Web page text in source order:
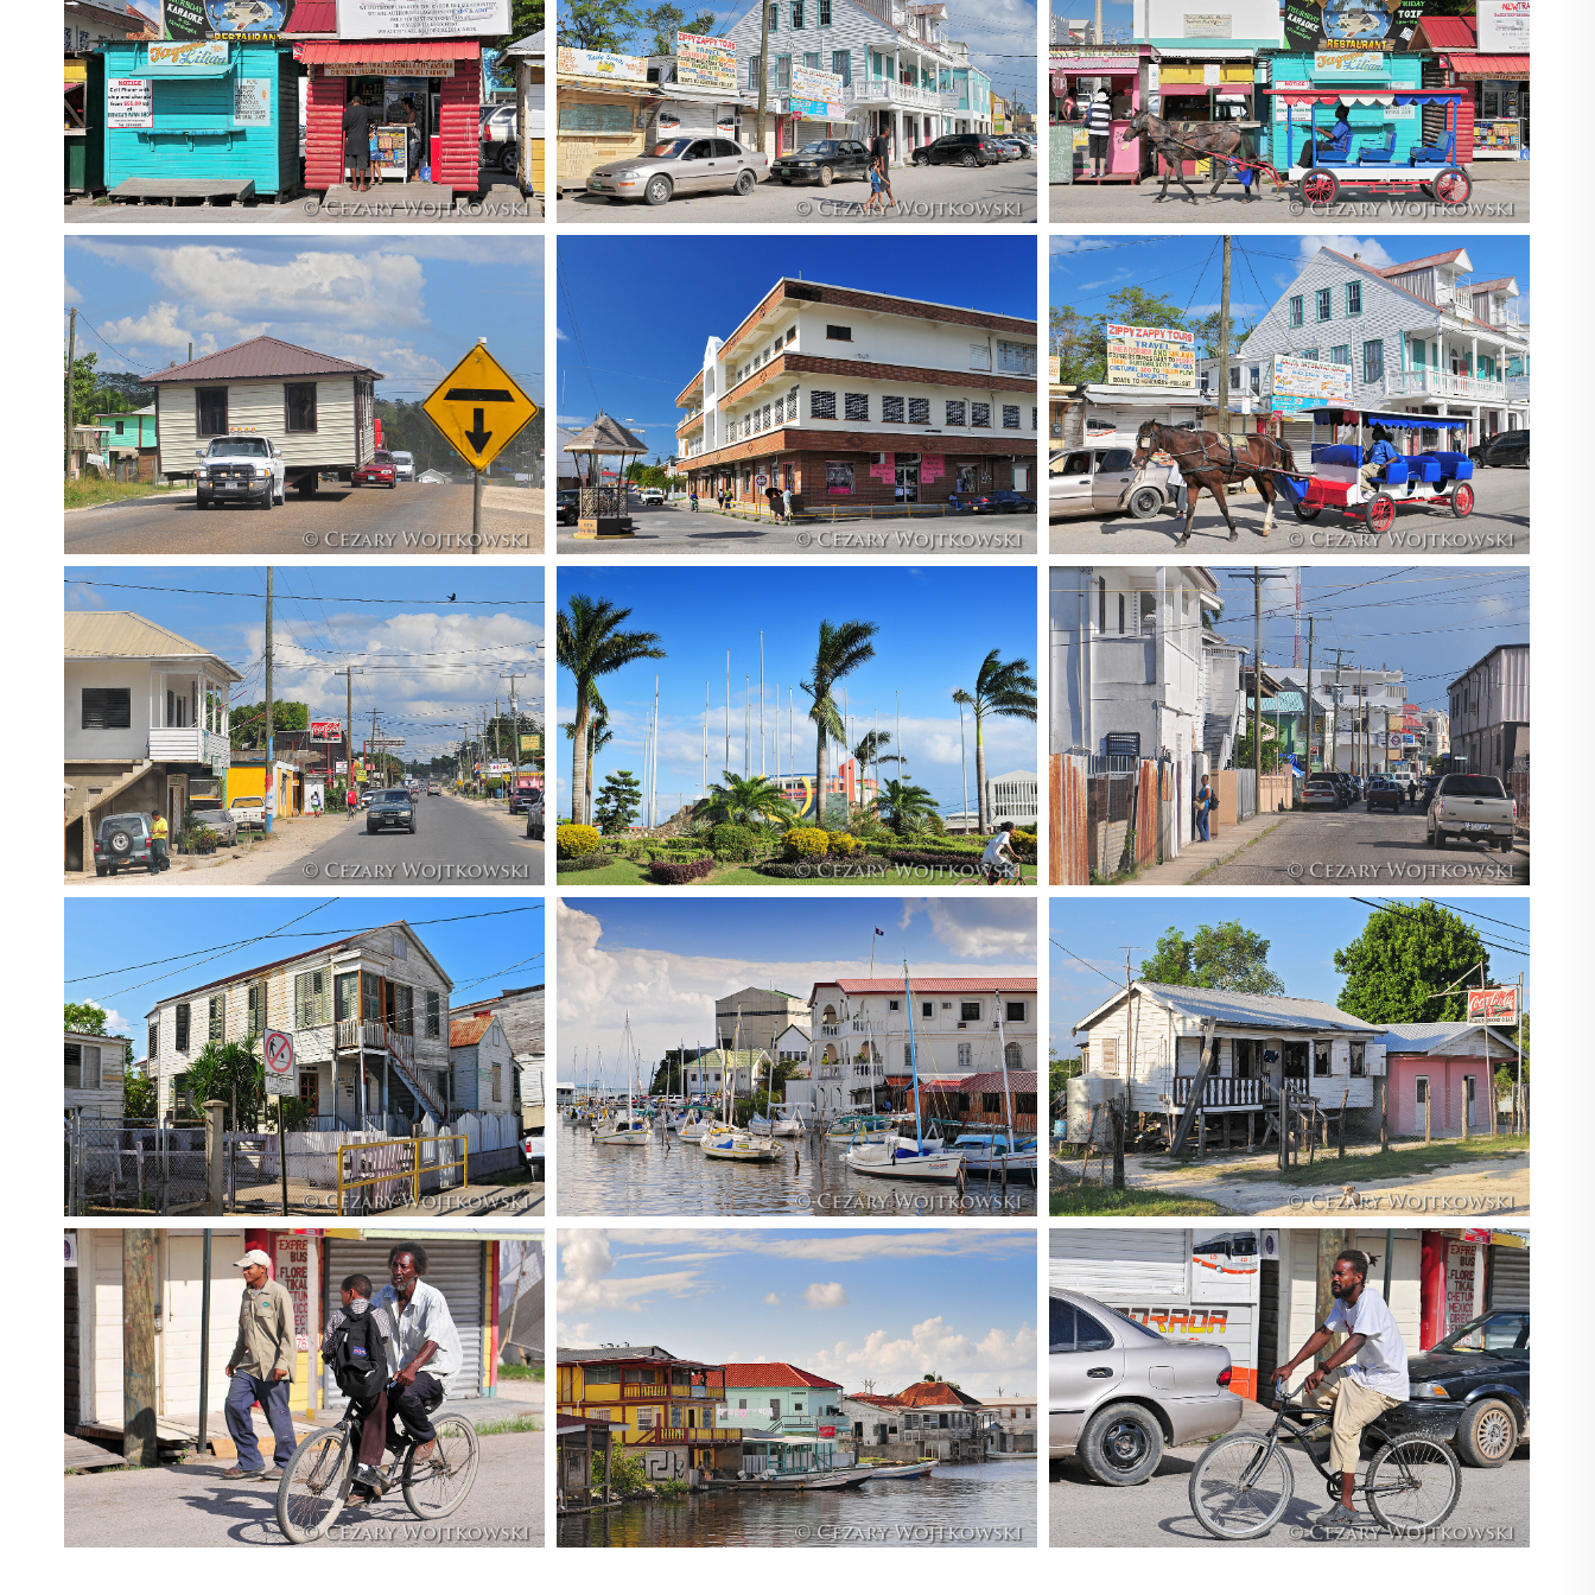
Belize_1007 Belize_1009
Belize_1010 Belize_1012
Belize_1013 Belize_1015
Belize_1016 Belize_1017 Belize_1018